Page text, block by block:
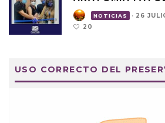
NOTICIAS · 26
20
USO CORRECTO DEL